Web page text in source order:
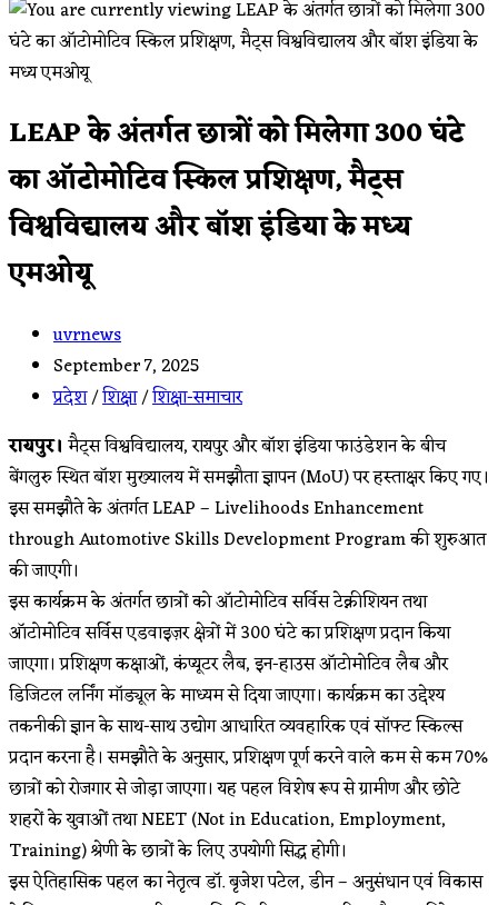
LEAP के अंतर्गत छात्रों को मिलेगा 300 घंटे
का ऑटोमोटिव स्किल प्रशिक्षण, मैट्स
विश्वविद्यालय और बॉश इंडिया के मध्य
एमओयू
Post
author:
uvrnews
Post
published:
September 7, 2025
Post
category:
प्रदेश/शिक्षा/शिक्षा-समाचार
रायपुर। मैट्स विश्वविद्यालय, रायपुर और बॉश इंडिया फाउंडेशन के बीच
बेंगलुरु स्थित बॉश मुख्यालय में समझौता ज्ञापन (MoU) पर हस्ताक्षर किए गए।
इस समझौते के अंतर्गत LEAP – Livelihoods Enhancement
through Automotive Skills Development Program की शुरुआत
की जाएगी।
इस कार्यक्रम के अंतर्गत छात्रों को ऑटोमोटिव सर्विस टेक्नीशियन तथा
ऑटोमोटिव सर्विस एडवाइज़र क्षेत्रों में 300 घंटे का प्रशिक्षण प्रदान किया
जाएगा। प्रशिक्षण कक्षाओं, कंप्यूटर लैब, इन-हाउस ऑटोमोटिव लैब और
डिजिटल लर्निंग मॉड्यूल के माध्यम से दिया जाएगा। कार्यक्रम का उद्देश्य
तकनीकी ज्ञान के साथ-साथ उद्योग आधारित व्यवहारिक एवं सॉफ्ट स्किल्स
प्रदान करना है। समझौते के अनुसार, प्रशिक्षण पूर्ण करने वाले कम से कम 70%
छात्रों को रोजगार से जोड़ा जाएगा। यह पहल विशेष रूप से ग्रामीण और छोटे
शहरों के युवाओं तथा NEET (Not in Education, Employment,
Training) श्रेणी के छात्रों के लिए उपयोगी सिद्ध होगी।
इस ऐतिहासिक पहल का नेतृत्व डॉ. बृजेश पटेल, डीन – अनुसंधान एवं विकास